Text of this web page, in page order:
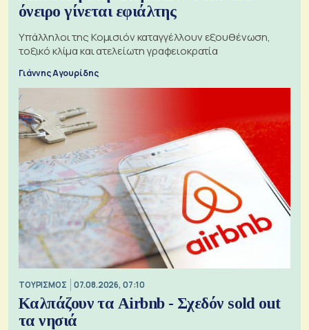
όνειρο γίνεται εφιάλτης
Υπάλληλοι της Κομισιόν καταγγέλλουν εξουθένωση,
τοξικό κλίμα και ατελείωτη γραφειοκρατία
Γιάννης Αγουρίδης
ΤΟΥΡΙΣΜΟΣ 07.08.2026, 07:10
Καλπάζουν τα Airbnb - Σχεδόν sold out
τα νησιά